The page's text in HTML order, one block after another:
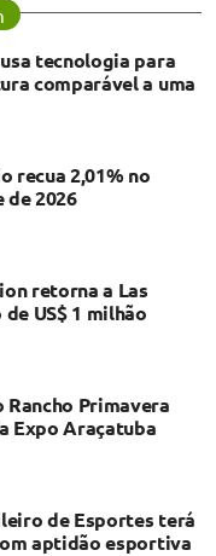
tecnologia para
comparável a uma
recua 2,01% no
2026
retorna a Las
US$ 1 milhão
Primavera
Expo Araçatuba
de Esportes terá
aptidão esportiva